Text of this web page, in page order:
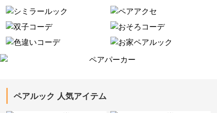
ペアルック 人気アイテム